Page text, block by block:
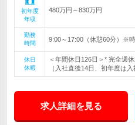
初年度
年収
480万円～830万円
勤務
時間
9:00～17:00（休憩60分）※
休日
休暇
＜年間休日126日＞* 完全週
（入社直後14日、初年度は
求人詳細を見る